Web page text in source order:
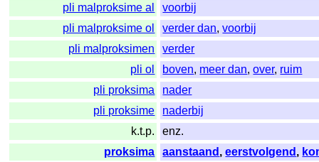
pli malproksime al
voorbij
pli malproksime ol
verder dan,voorbij
pli malproksimen
verder
pli ol
boven, meer dan,over, ruim
pli proksima
nader
pli proksime
naderbij
k.t.p.
enz.
proksima
aanstaand ,eerstvolgend ,